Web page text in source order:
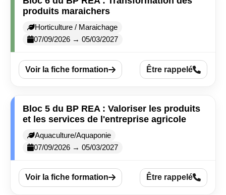
produits maraichers
Horticulture / Maraichage
07/09/2026 → 05/03/2027
Voir la fiche formation Être rappelé
Bloc 5 du BP REA : Valoriser les produits
et les services de l'entreprise agricole
Aquaculture/Aquaponie
07/09/2026 → 05/03/2027
Voir la fiche formation Être rappelé